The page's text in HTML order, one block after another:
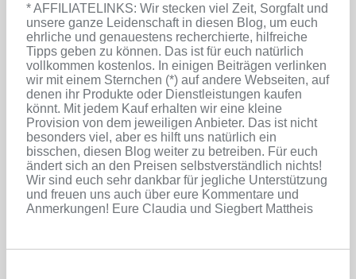
* AFFILIATELINKS: Wir stecken viel Zeit, Sorgfalt und
unsere ganze Leidenschaft in diesen Blog, um euch
ehrliche und genauestens recherchierte, hilfreiche
Tipps geben zu können. Das ist für euch natürlich
vollkommen kostenlos. In einigen Beiträgen verlinken
wir mit einem Sternchen (*) auf andere Webseiten, auf
denen ihr Produkte oder Dienstleistungen kaufen
könnt. Mit jedem Kauf erhalten wir eine kleine
Provision von dem jeweiligen Anbieter. Das ist nicht
besonders viel, aber es hilft uns natürlich ein
bisschen, diesen Blog weiter zu betreiben. Für euch
ändert sich an den Preisen selbstverständlich nichts!
Wir sind euch sehr dankbar für jegliche Unterstützung
und freuen uns auch über eure Kommentare und
Anmerkungen! Eure Claudia und Siegbert Mattheis